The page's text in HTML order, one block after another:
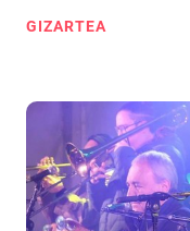
GIZARTEA